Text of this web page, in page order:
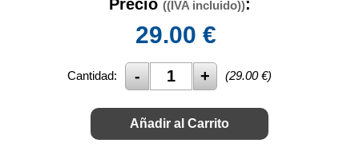
Precio ((IVA incluido)):
29.00 €
Cantidad: (29.00€)
Añadir al Carrito